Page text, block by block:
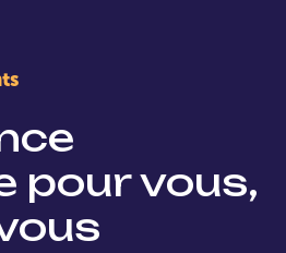
pour vous,